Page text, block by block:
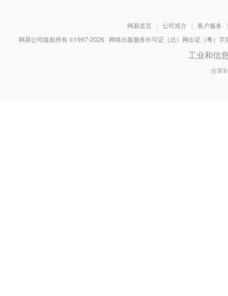
网易首页 | 公司简介 | 客户服务
|
网易公司版权所有 ©1997-2026 网络出版服务许可证（总）网出证（粤）
工业和信
分享